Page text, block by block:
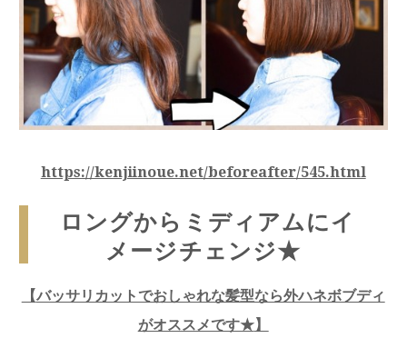
https://kenjiinoue.net/beforeafter/545.html
ロングからミディアムにイ
メージチェンジ★
【バッサリカットでおしゃれな髪型なら外ハネボブディ
がオススメです★】